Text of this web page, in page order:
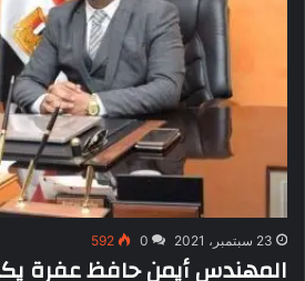
23 سبتمبر، 2021 0
592
المهندس أيمن حافظ عفرة